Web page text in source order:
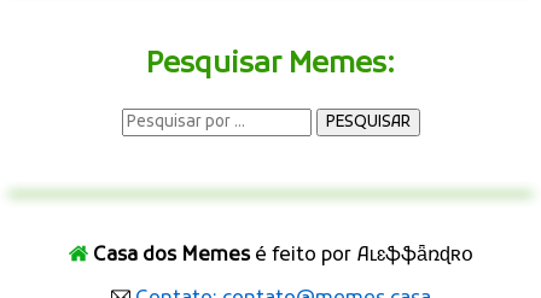
Pesquisar Memes:
Casa dos Memesé feito por Aʟɛֆֆǟռɖʀօ